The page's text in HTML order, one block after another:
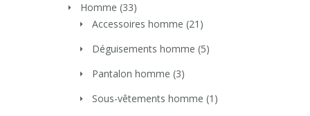
Homme (33)
Accessoires homme (21)
Déguisements homme (5)
Pantalon homme (3)
Sous-vêtements homme (1)